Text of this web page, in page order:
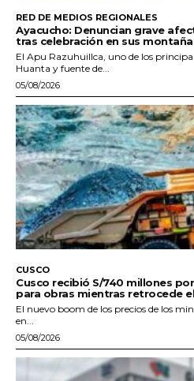
RED DE MEDIOS REGIONALES
Ayacucho: Denuncian grave
tras celebración en sus
El Apu Razuhuillca, uno de los
Huanta y fuente de...
05/08/2026
CUSCO
Cusco recibió S/740 millones
para obras mientras retrocede
El nuevo boom de los precios de los
en...
05/08/2026